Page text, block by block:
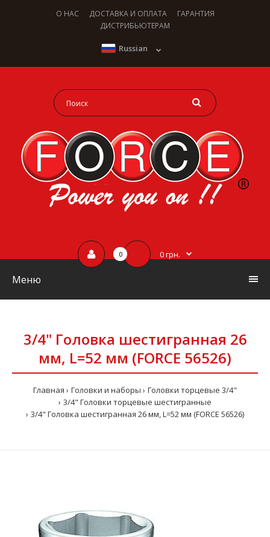
О НАС ДОСТАВКА И ОПЛАТА
ГАРАНТИЯ
ДИСТРИБЬЮТЕРАМ
Russian
0 0 грн.
Меню
3/4" Головка шестигранная 26
мм, L=52 мм (FORCE 56526)
Главная Головки и наборы
Головки торцевые 3/4"
3/4" Головки торцевые шестигранные
3/4" Головка шестигранная 26 мм, L=52 мм (FORCE 56526)